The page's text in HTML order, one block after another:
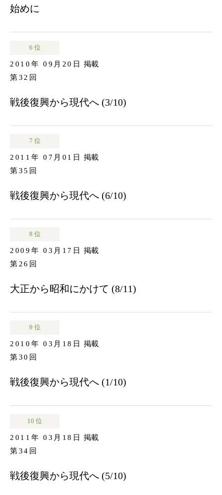
始めに
6 位
2010年 09月20日 掲載
第32回
戦後復興から現代へ (3/10)
7 位
2011年 07月01日
掲載
第35回
戦後復興から現代へ (6/10)
8 位
2009年 03月17日
掲載
第26回
大正から昭和にかけて (8/11)
9 位
2010年 03月18日
掲載
第30回
戦後復興から現代へ (1/10)
10 位
2011年 03月18日
掲載
第34回
戦後復興から現代へ (5/10)